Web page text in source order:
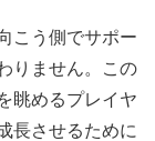
こう側でサポー
りません。この
眺めるプレイヤ
長させるために